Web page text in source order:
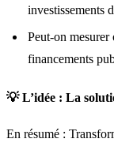
investissements
Peut-on mesurer
financements
💡 L’idée : La
En résumé :